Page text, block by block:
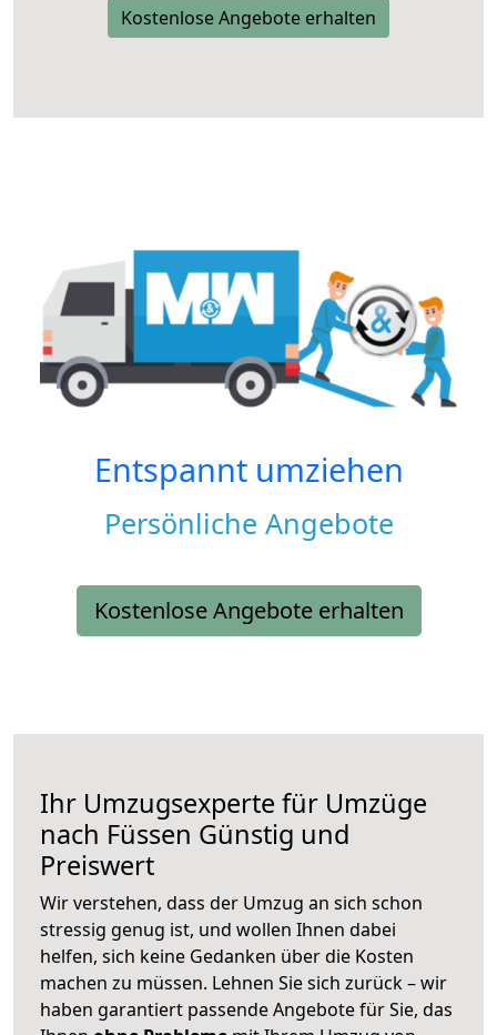
Kostenlose Angebote erhalten
Entspannt umziehen
Persönliche Angebote
Kostenlose Angebote erhalten
Ihr Umzugsexperte für Umzüge
nach Füssen Günstig und
Preiswert
Wir verstehen, dass der Umzug an sich schon
stressig genug ist, und wollen Ihnen dabei
helfen, sich keine Gedanken über die Kosten
machen zu müssen. Lehnen Sie sich zurück – wir
haben garantiert passende Angebote für Sie, das